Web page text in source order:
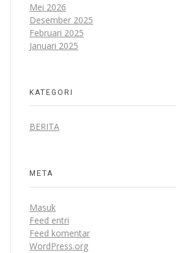
Mei 2026
Desember 2025
Februari 2025
Januari 2025
KATEGORI
BERITA
META
Masuk
Feed entri
Feed komentar
WordPress.org